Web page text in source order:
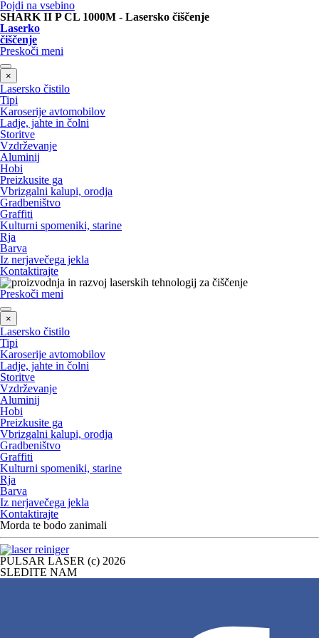
Pojdi na vsebino
SHARK II P CL 1000M - Lasersko čiščenje
Laserko
čiščenje
Preskoči meni
×
Lasersko čistilo
Tipi
Karoserije avtomobilov
Ladje, jahte in čolni
Storitve
Vzdrževanje
Aluminij
Hobi
Preizkusite ga
Vbrizgalni kalupi, orodja
Gradbeništvo
Graffiti
Kulturni spomeniki, starine
Rja
Barva
Iz nerjavečega jekla
Kontaktirajte
Preskoči meni
×
Lasersko čistilo
Tipi
Karoserije avtomobilov
Ladje, jahte in čolni
Storitve
Vzdrževanje
Aluminij
Hobi
Preizkusite ga
Vbrizgalni kalupi, orodja
Gradbeništvo
Graffiti
Kulturni spomeniki, starine
Rja
Barva
Iz nerjavečega jekla
Kontaktirajte
Morda te bodo zanimali
PULSAR LASER (c) 2026
SLEDITE NAM